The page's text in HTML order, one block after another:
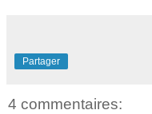
Partager
4 commentaires: